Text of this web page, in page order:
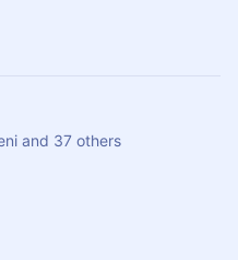
and 37 others